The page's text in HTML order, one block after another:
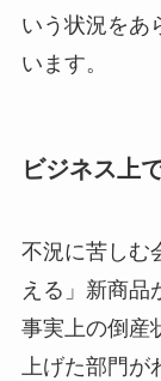
いう状況をあ
います。
ビジネス上
不況に苦しむ
える」新商品
事実上の倒産
上げた部門が